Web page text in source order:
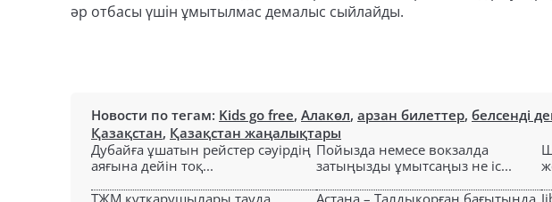
әр отбасы үшін ұмытылмас демалыс сыйлайды.
Новости по тегам: Kids go free, Алакөл, арзан билеттер, белсенді
Қазақстан, Қазақстан жаңалықтары
Дубайға ұшатын рейстер сәуірдің
аяғына дейін тоқ...
Пойызда немесе вокзалда
затыңызды ұмытсаңыз не іс...
ТЖМ құтқарушылары тауда
Астана – Талдықорған бағытында